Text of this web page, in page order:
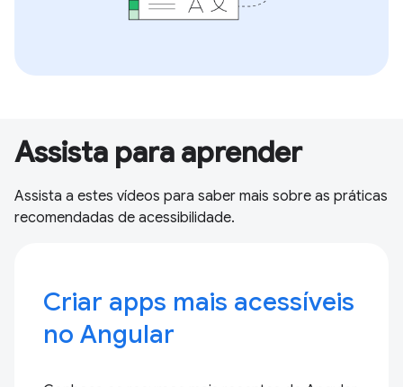
Assista para aprender
Assista a estes vídeos para saber mais sobre as práticas
recomendadas de acessibilidade.
Criar apps mais acessíveis
no Angular